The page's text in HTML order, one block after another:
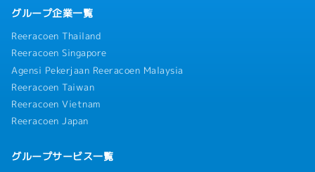
グループ企業一覧
Reeracoen Thailand
Reeracoen Singapore
Agensi Pekerjaan Reeracoen Malaysia
Reeracoen Taiwan
Reeracoen Vietnam
Reeracoen Japan
グループサービス一覧